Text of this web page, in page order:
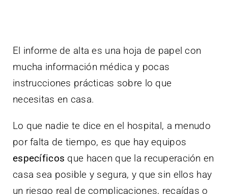
El informe de alta es una hoja de papel con
mucha información médica y pocas
instrucciones prácticas sobre lo que
necesitas en casa.
Lo que nadie te dice en el hospital, a menudo
por falta de tiempo, es que hay equipos
específicos que hacen que la recuperación en
casa sea posible y segura, y que sin ellos hay
un riesgo real de complicaciones, recaídas o